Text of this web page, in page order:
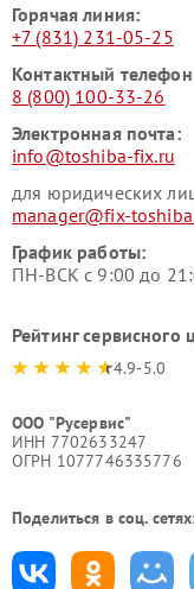
Горячая линия:
+7 (831) 231-05-25
Контактный
8 (800) 100-33-26
Электронная почта:
info@toshiba-fix.ru
для юридических
manager@fix-
График работы:
ПН-ВСК с 9:00 до
Рейтинг сервисного
4.9-5.0
ООО "Русервис"
ИНН 7702633247
ОГРН 1077746335776
Поделиться в соц.